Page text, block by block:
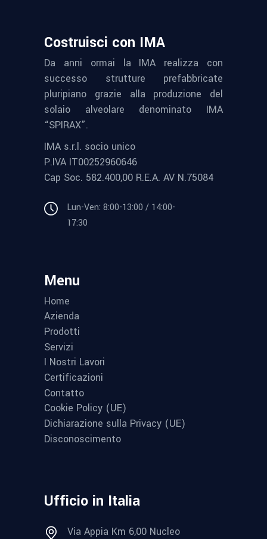
Costruisci con IMA
Da anni ormai la IMA realizza con
successo strutture prefabbricate
pluripiano grazie alla produzione del
solaio alveolare denominato IMA
“SPIRAX”.
IMA s.r.l. socio unico
P.IVA IT00252960646
Cap Soc. 582.400,00 R.E.A. AV N.75084
Lun-Ven: 8:00-13:00 / 14:00-
17:30
Menu
Home
Azienda
Prodotti
Servizi
I Nostri Lavori
Certificazioni
Contatto
Cookie Policy (UE)
Dichiarazione sulla Privacy (UE)
Disconoscimento
Ufficio in Italia
Via Appia Km 6,00 Nucleo